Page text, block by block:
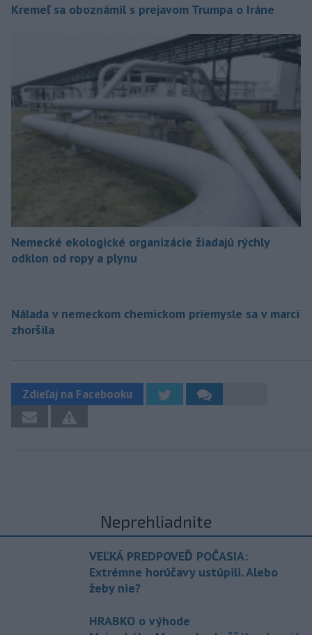
Kremeľ sa oboznámil s prejavom Trumpa o Iráne
Nemecké ekologické organizácie žiadajú rýchly
odklon od ropy a plynu
Nálada v nemeckom chemickom priemysle sa v marci
zhoršila
Zdieľaj na Facebooku
Neprehliadnite
VEĽKÁ PREDPOVEĎ POČASIA:
Extrémne horúčavy ustúpili. Alebo
žeby nie?
HRABKO o výhode